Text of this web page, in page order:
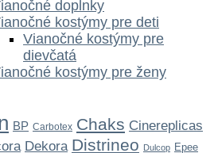
doplnky
kostýmy pre deti
Vianočné kostýmy pre
dievčatá
kostýmy pre ženy
BP Carbotex Chaks Cinereplicas
Dekora Distrineo Dulcop Epee